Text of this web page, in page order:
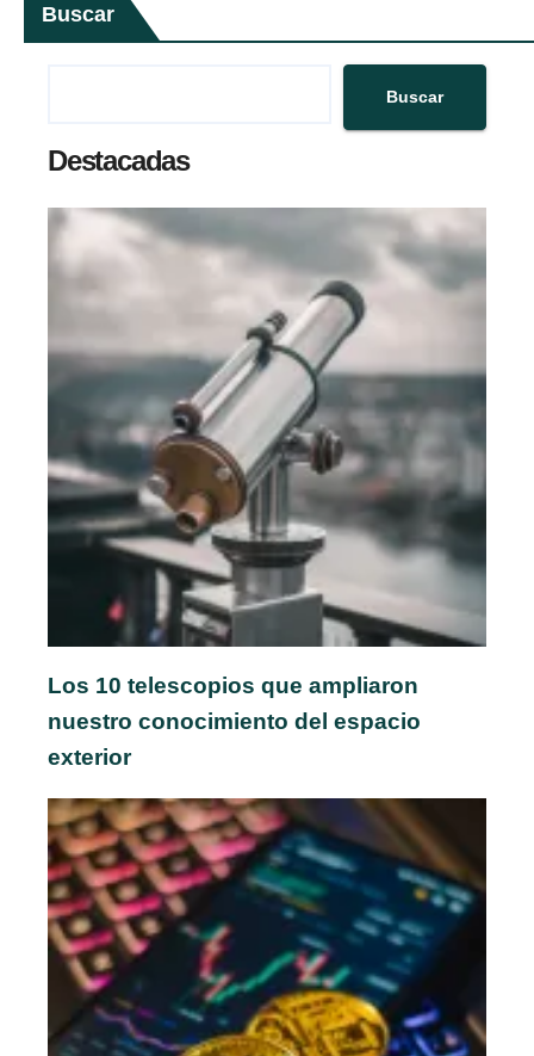
Buscar
Buscar
Destacadas
Los 10 telescopios que ampliaron
nuestro conocimiento del espacio
exterior